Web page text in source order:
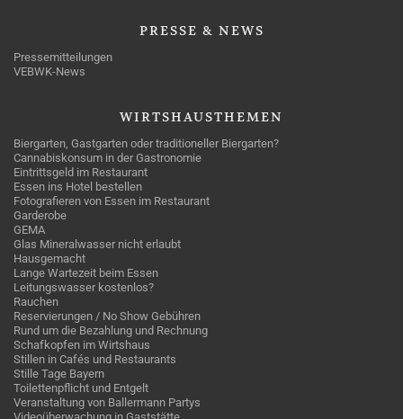
PRESSE & NEWS
Pressemitteilungen
VEBWK-News
WIRTSHAUSTHEMEN
Biergarten, Gastgarten oder traditioneller Biergarten?
Cannabiskonsum in der Gastronomie
Eintrittsgeld im Restaurant
Essen ins Hotel bestellen
Fotografieren von Essen im Restaurant
Garderobe
GEMA
Glas Mineralwasser nicht erlaubt
Hausgemacht
Lange Wartezeit beim Essen
Leitungswasser kostenlos?
Rauchen
Reservierungen / No Show Gebühren
Rund um die Bezahlung und Rechnung
Schafkopfen im Wirtshaus
Stillen in Cafés und Restaurants
Stille Tage Bayern
Toilettenpflicht und Entgelt
Veranstaltung von Ballermann Partys